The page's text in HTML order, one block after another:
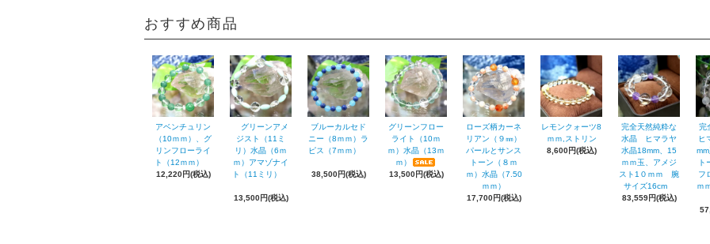
おすすめ商品
アベンチュリン
（10ｍｍ）、グ
リンフローライ
ト（12ｍｍ）
12,220円(税込)
グリーンアメ
ジスト（11ミ
リ）水晶（6ｍ
ｍ）アマゾナイ
ト（11ミリ）
13,500円(税込)
ブルーカルセド
ニー（8ｍｍ）ラ
ピス（7ｍｍ）
38,500円(税込)
グリーンフロー
ライト（10ｍ
ｍ）水晶（13ｍ
ｍ）
13,500円(税込)
ローズ柄カーネ
リアン（９㎜）
パールとサンス
トーン（８ｍ
ｍ）水晶（7.50
ｍｍ）
17,700円(税込)
レモンクォーツ8
ｍｍ,ストリン
8,600円(税込)
完全天然純粋な
水晶 ヒマラヤ
水晶18mm、15
ｍｍ玉、アメジ
スト1０ｍｍ 腕
サイズ16cm
83,559円(税込)
完
ヒ
ト
フ
ｍ